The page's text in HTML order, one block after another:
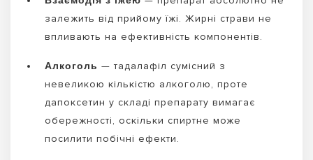
залежить від прийому їжі. Жирні страви не
впливають на ефективність компонентів.
Алкоголь — тадалафіл сумісний з
невеликою кількістю алкоголю, проте
дапоксетин у складі препарату вимагає
обережності, оскільки спиртне може
посилити побічні ефекти.